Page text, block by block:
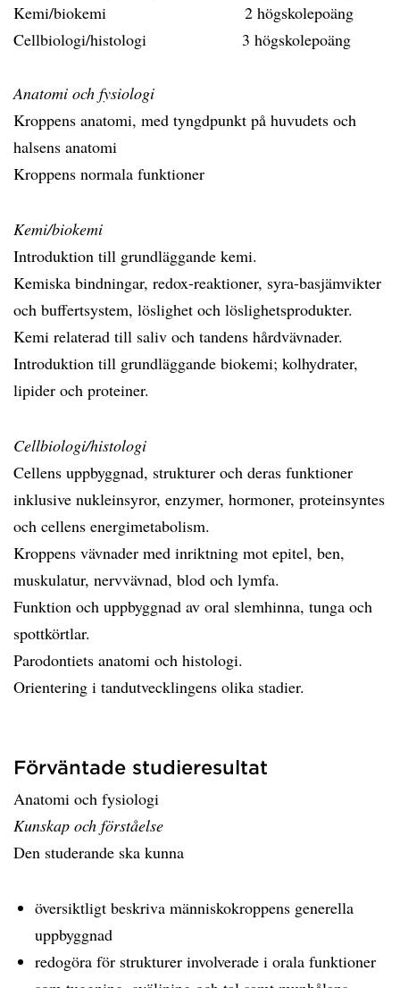
Kemi/biokemi 2 högskolepoäng
Cellbiologi/histologi 3 högskolepoäng
Anatomi och fysiologi
Kroppens anatomi, med tyngdpunkt på huvudets och
halsens anatomi
Kroppens normala funktioner
Kemi/biokemi
Introduktion till grundläggande kemi.
Kemiska bindningar, redox-reaktioner, syra-basjämvikter
och buffertsystem, löslighet och löslighetsprodukter.
Kemi relaterad till saliv och tandens hårdvävnader.
Introduktion till grundläggande biokemi; kolhydrater,
lipider och proteiner.
Cellbiologi/histologi
Cellens uppbyggnad, strukturer och deras funktioner
inklusive nukleinsyror, enzymer, hormoner, proteinsyntes
och cellens energimetabolism.
Kroppens vävnader med inriktning mot epitel, ben,
muskulatur, nervvävnad, blod och lymfa.
Funktion och uppbyggnad av oral slemhinna, tunga och
spottkörtlar.
Parodontiets anatomi och histologi.
Orientering i tandutvecklingens olika stadier.
Förväntade studieresultat
Anatomi och fysiologi
Kunskap och förståelse
Den studerande ska kunna
översiktligt beskriva människokroppens generella
uppbyggnad
redogöra för strukturer involverade i orala funktioner